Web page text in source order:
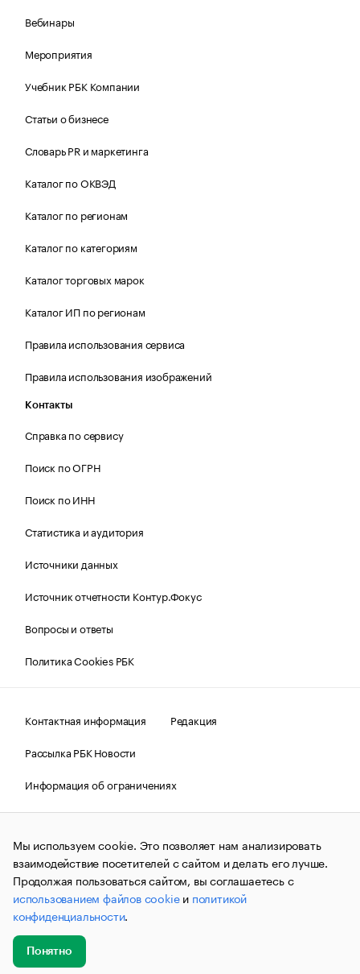
Вебинары
Мероприятия
Учебник РБК Компании
Статьи о бизнесе
Словарь PR и маркетинга
Каталог по ОКВЭД
Каталог по регионам
Каталог по категориям
Каталог торговых марок
Каталог ИП по регионам
Правила использования сервиса
Правила использования изображений
Контакты
Справка по сервису
Поиск по ОГРН
Поиск по ИНН
Статистика и аудитория
Источники данных
Источник отчетности Контур.Фокус
Вопросы и ответы
Политика Cookies РБК
Контактная информация
Редакция
Рассылка РБК Новости
Информация об ограничениях
Правовая информация
О соблюдении авторских прав
© АО «РОСБИЗНЕСКОНСАЛТИНГ»,1995–2026.Сообщения
и материалы информационного агентства «РБК»
(зарегистрировано Федеральной службой по надзору в сфере
связи, информационных технологий и массовых
коммуникаций (Роскомнадзор) 09.12.2015 за номером ИА
№ФС77-63848) сопровождаются пометкой «РБК». Отдельные
публикации могут содержать информацию,
не предназначенную для пользователей
до 18 лет.
Мы используем cookie. Это позволяет нам анализировать
взаимодействие посетителей с сайтом и делать его лучше.
Продолжая пользоваться сайтом, вы соглашаетесь с
использованием файлов cookieи политикой
конфиденциальности.
Понятно